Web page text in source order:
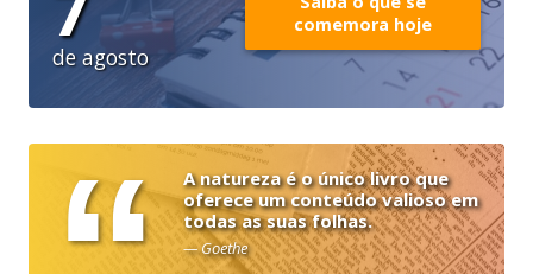
de agosto
comemora hoje
A natureza é o único livro que
oferece um conteúdo valioso em
todas as suas folhas.
— Goethe